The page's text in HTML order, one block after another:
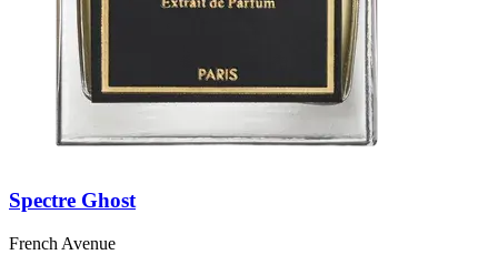
Spectre Ghost
French Avenue